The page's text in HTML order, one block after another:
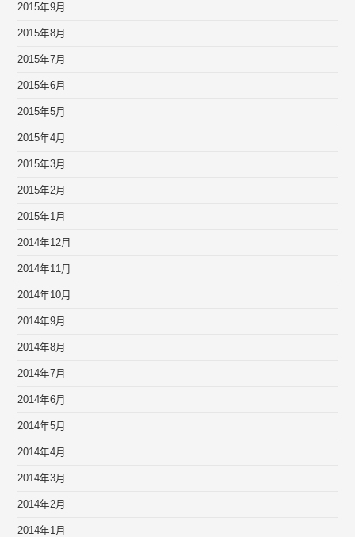
2015年9月
2015年8月
2015年7月
2015年6月
2015年5月
2015年4月
2015年3月
2015年2月
2015年1月
2014年12月
2014年11月
2014年10月
2014年9月
2014年8月
2014年7月
2014年6月
2014年5月
2014年4月
2014年3月
2014年2月
2014年1月